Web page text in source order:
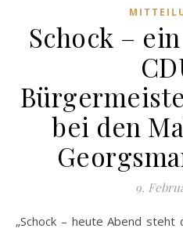
Schock –
bei den
9.
„Schock – heute Abend steht die Erstbehandlung auf dem